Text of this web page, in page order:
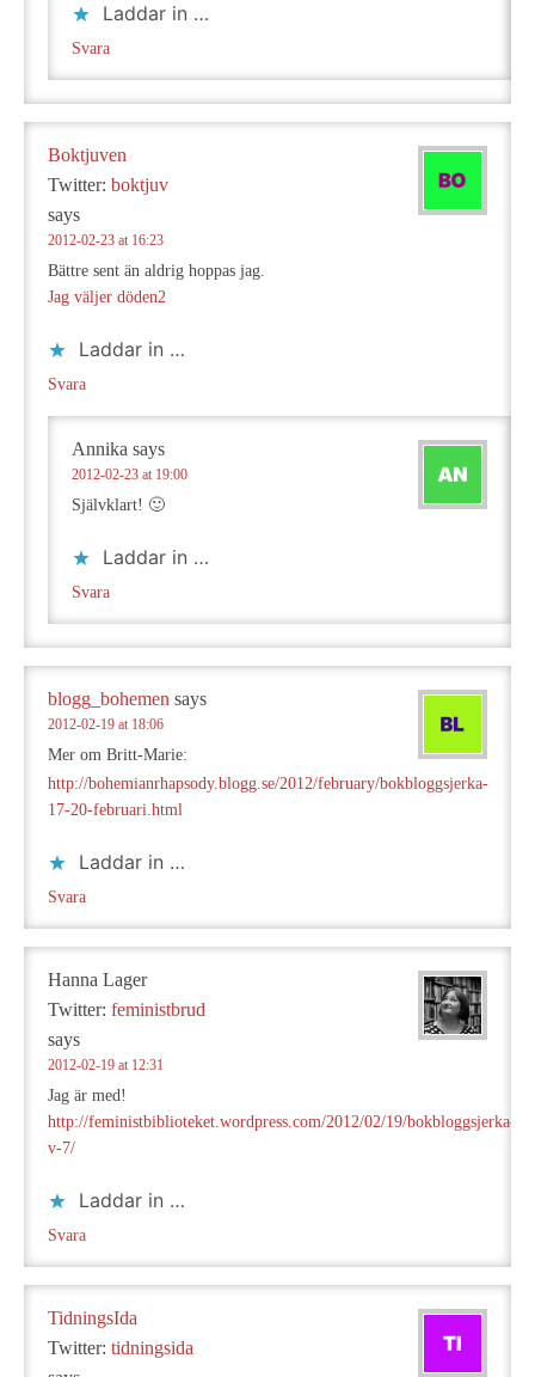
Laddar in …
Svara
Boktjuven
Twitter: boktjuv
says
2012-02-23 at 16:23
Bättre sent än aldrig hoppas jag.
Jag väljer döden2
Laddar in …
Svara
Annika says
2012-02-23 at 19:00
Självklart! 🙂
Laddar in …
Svara
blogg_bohemen says
2012-02-19 at 18:06
Mer om Britt-Marie:
http://bohemianrhapsody.blogg.se/2012/february/bokbloggsjerka-
17-20-februari.html
Laddar in …
Svara
Hanna Lager
Twitter: feministbrud
says
2012-02-19 at 12:31
Jag är med!
http://feministbiblioteket.wordpress.com/2012/02/19/bokbloggsjerka-
v-7/
Laddar in …
Svara
TidningsIda
Twitter: tidningsida